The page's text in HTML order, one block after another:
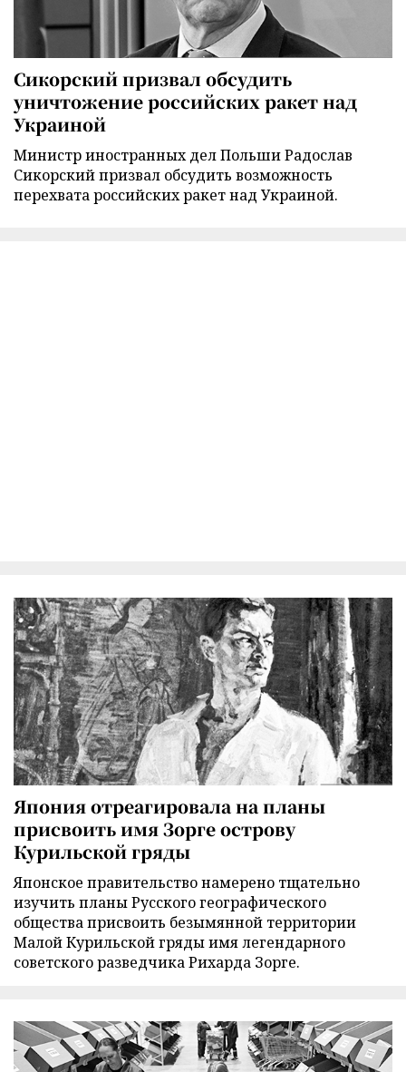
Сикорский призвал обсудить
уничтожение российских ракет над
Украиной
Министр иностранных дел Польши Радослав
Сикорский призвал обсудить возможность
перехвата российских ракет над Украиной.
Япония отреагировала на планы
присвоить имя Зорге острову
Курильской гряды
Японское правительство намерено тщательно
изучить планы Русского географического
общества присвоить безымянной территории
Малой Курильской гряды имя легендарного
советского разведчика Рихарда Зорге.